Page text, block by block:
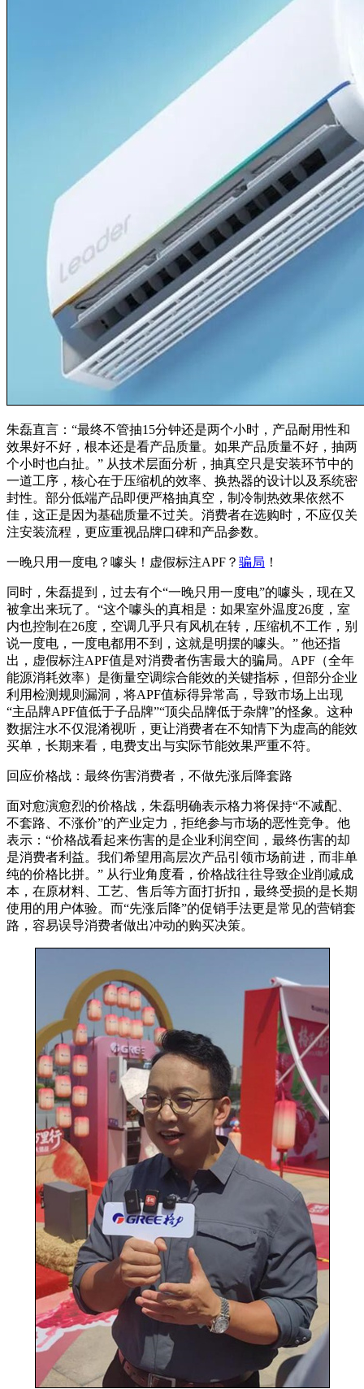
朱磊直言：“最终不管抽15分钟还是两个小时，产品耐用性和
效果好不好，根本还是看产品质量。如果产品质量不好，抽两
个小时也白扯。” 从技术层面分析，抽真空只是安装环节中的
一道工序，核心在于压缩机的效率、换热器的设计以及系统密
封性。部分低端产品即便严格抽真空，制冷制热效果依然不
佳，这正是因为基础质量不过关。消费者在选购时，不应仅关
注安装流程，更应重视品牌口碑和产品参数。
一晚只用一度电？噱头！虚假标注APF？ 骗局 ！
同时，朱磊提到，过去有个“一晚只用一度电”的噱头，现在又
被拿出来玩了。“这个噱头的真相是：如果室外温度26度，室
内也控制在26度，空调几乎只有风机在转，压缩机不工作，别
说一度电，一度电都用不到，这就是明摆的噱头。” 他还指
出，虚假标注APF值是对消费者伤害最大的骗局。APF（全年
能源消耗效率）是衡量空调综合能效的关键指标，但部分企业
利用检测规则漏洞，将APF值标得异常高，导致市场上出现
“主品牌APF值低于子品牌”“顶尖品牌低于杂牌”的怪象。这种
数据注水不仅混淆视听，更让消费者在不知情下为虚高的能效
买单，长期来看，电费支出与实际节能效果严重不符。
回应价格战：最终伤害消费者，不做先涨后降套路
面对愈演愈烈的价格战，朱磊明确表示格力将保持“不减配、
不套路、不涨价”的产业定力，拒绝参与市场的恶性竞争。他
表示：“价格战看起来伤害的是企业利润空间，最终伤害的却
是消费者利益。我们希望用高层次产品引领市场前进，而非单
纯的价格比拼。” 从行业角度看，价格战往往导致企业削减成
本，在原材料、工艺、售后等方面打折扣，最终受损的是长期
使用的用户体验。而“先涨后降”的促销手法更是常见的营销套
路，容易误导消费者做出冲动的购买决策。